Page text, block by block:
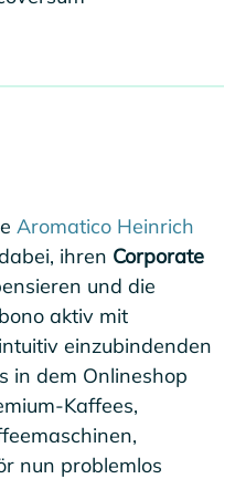
Aromatico Heinrich
ihren Corporate
und die
aktiv mit
einzubindenden
in dem Onlineshop
Kaffees,
nun problemlos